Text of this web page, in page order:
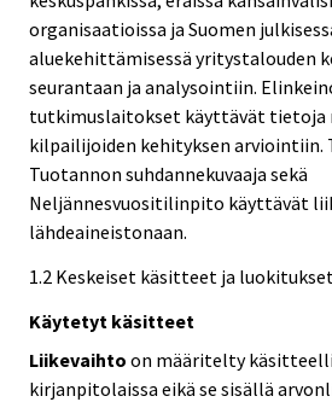
organisaatioissa ja Suomen
aluekehittämisessä yritystalouden
seurantaan ja analysointiin.
tutkimuslaitokset käyttävät tietoja
kilpailijoiden kehityksen arviointiin.
Tuotannon suhdannekuvaaja sekä
Neljännesvuositilinpito käyttävät
lähdeaineistonaan.
1.2 Keskeiset käsitteet ja
Käytetyt käsitteet
Liikevaihto on määritelty
kirjanpitolaissa eikä se sisällä